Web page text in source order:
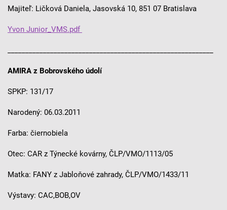
Majiteľ: Ličková Daniela, Jasovská 10, 851 07 Bratislava
Yvon Junior_VMS.pdf
AMIRA z Bobrovského údolí
SPKP: 131/17
Narodený: 06.03.2011
Farba: čiernobiela
Otec: CAR z Týnecké kovárny, ČLP/VMO/1113/05
Matka: FANY z Jabloňové zahrady, ČLP/VMO/1433/11
Výstavy: CAC,BOB,OV